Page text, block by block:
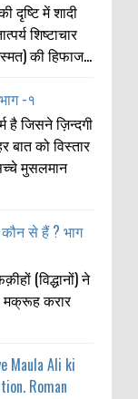
दृष्टि में शादी
शिष्टाचार
की हिफाज...
-१
है जिसने ज़िन्दगी
बात को विस्तार
मुसलमान
से हैं ? भाग
(विद्धानों) ने
करार
Maula Ali ki
Roman